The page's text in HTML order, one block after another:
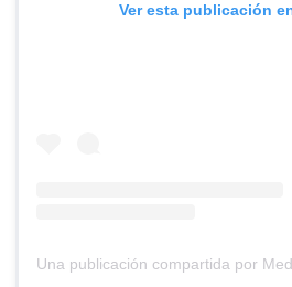
Ver esta publicación